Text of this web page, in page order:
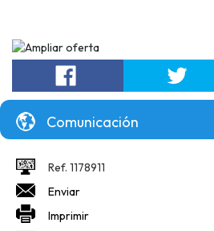
Comunicación
Ref. 1178911
Enviar
Imprimir